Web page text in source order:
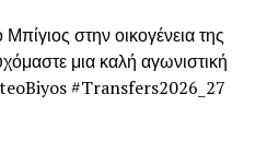
στην οικογένεια της
μια καλή αγωνιστική
#Transfers2026_27